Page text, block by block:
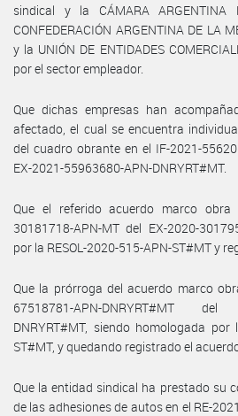
sindical y la CÁMARA ARGENTINA
CONFEDERACIÓN ARGENTINA DE LA
y la UNIÓN DE ENTIDADES
por el sector empleador.
Que dichas empresas han
afectado, el cual se encuentra
del cuadro obrante en el IF-2021-
EX-2021-55963680-APN-DNRYRT#MT.
Que el referido acuerdo marco obra
30181718-APN-MT del EX-2020-
por la RESOL-2020-515-APN-ST#MT y
Que la prórroga del acuerdo marco
67518781-APN-DNRYRT#MT del
DNRYRT#MT, siendo homologada por
ST#MT, y quedando registrado el
Que la entidad sindical ha prestado su
de las adhesiones de autos en el RE-